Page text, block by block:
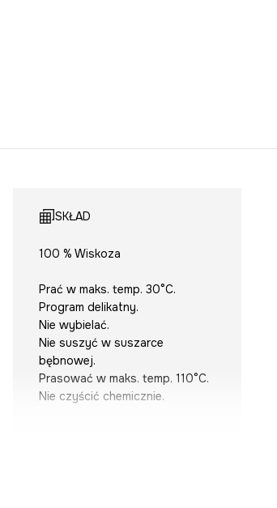
SKŁAD
100 % Wiskoza
Prać w maks. temp. 30°C.
Program delikatny.
Nie wybielać.
Nie suszyć w suszarce
bębnowej.
Prasować w maks. temp. 110°C.
Nie czyścić chemicznie.